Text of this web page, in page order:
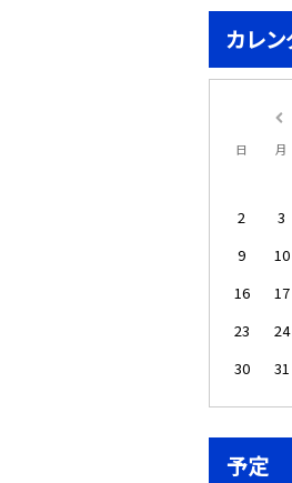
カレン
日 月
2
3
9
10
16
17
23
24
30
31
予定